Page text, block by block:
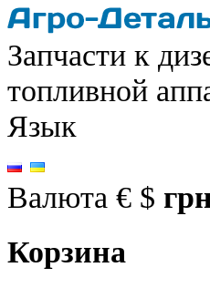
Запчасти к
топливной
Язык
Валюта € $
Корзина